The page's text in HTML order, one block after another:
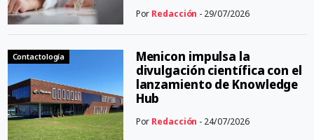
Por Redacción - 29/07/2026
Contactología
Menicon impulsa la
divulgación científica con el
lanzamiento de Knowledge
Hub
Por Redacción - 24/07/2026